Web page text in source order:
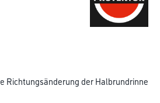
der Halbrundrinne